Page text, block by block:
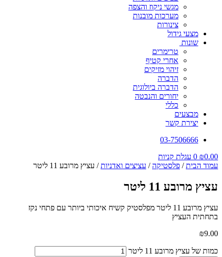
מגשי ניקוז והצפה
מערכות מובנות
צינורות
מצעי גידול
שונות
טרימרים
אחרי קטיף
זיהוי מזיקים
הדברה
הדברה ביולוגית
יחורים והנבטה
כללי
מבצעים
יצירת קשר
03-7506666
₪0.00
0 עגלת קניות
עמוד הבית/ פלסטיקה/ עציצים ואדניות/ עציץ מרובע 11 ליטר
עציץ מרובע 11 ליטר
עציץ מרובע 11 ליטר מפלסטיק קשיח איכותי ביותר עם פתחי נקז
בתחתית העציץ
₪9.00
כמות של עציץ מרובע 11 ליטר